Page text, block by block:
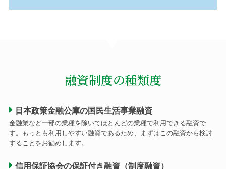
融資制度の種類度
日本政策金融公庫の国民生活事業融資
金融業など一部の業種を除いてほとんどの業種で利用できる融資で
す。もっとも利用しやすい融資であるため、まずはこの融資から検討
することをお勧めします。
信用保証協会の保証付き融資（制度融資）